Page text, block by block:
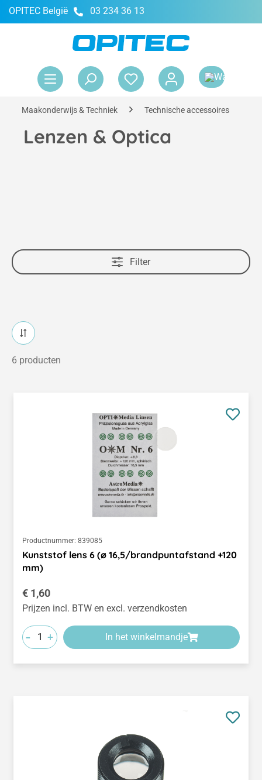
OPITEC België 03 234 36 13
Maakonderwijs & Techniek Technische accessoires
Lenzen & Optica
Filter
6 producten
Productnummer: 839085
Kunststof lens 6 (ø 16,5/brandpuntafstand +120
mm)
Normale prijs:
€ 1,60
Prijzen incl. BTW en excl. verzendkosten
- + In het winkelmandje